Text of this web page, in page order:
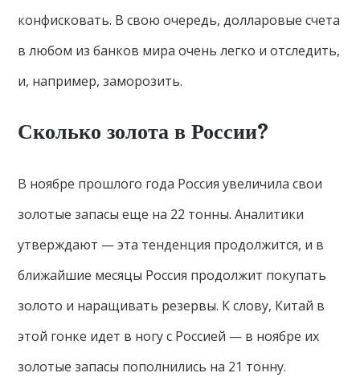
конфисковать. В свою очередь, долларовые счета
в любом из банков мира очень легко и отследить,
и, например, заморозить.
Сколько золота в России?
В ноябре прошлого года Россия увеличила свои
золотые запасы еще на 22 тонны. Аналитики
утверждают — эта тенденция продолжится, и в
ближайшие месяцы Россия продолжит покупать
золото и наращивать резервы. К слову, Китай в
этой гонке идет в ногу с Россией — в ноябре их
золотые запасы пополнились на 21 тонну.